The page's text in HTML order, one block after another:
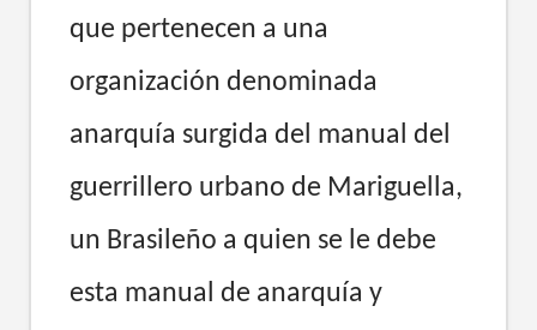
que pertenecen a una
organización denominada
anarquía surgida del manual del
guerrillero urbano de Mariguella,
un Brasileño a quien se le debe
esta manual de anarquía y